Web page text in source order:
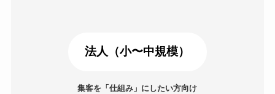
法人（小〜中規模）
集客を「仕組み」にしたい方向け